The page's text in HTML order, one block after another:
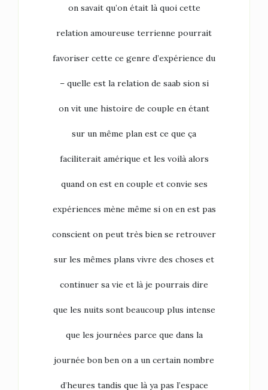
on savait qu’on était là quoi cette
relation amoureuse terrienne pourrait
favoriser cette ce genre d’expérience du
– quelle est la relation de saab sion si
on vit une histoire de couple en étant
sur un même plan est ce que ça
faciliterait amérique et les voilà alors
quand on est en couple et convie ses
expériences mène même si on en est pas
conscient on peut très bien se retrouver
sur les mêmes plans vivre des choses et
continuer sa vie et là je pourrais dire
que les nuits sont beaucoup plus intense
que les journées parce que dans la
journée bon ben on a un certain nombre
d’heures tandis que là ya pas l’espace